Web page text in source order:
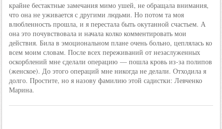
крайне бестактные замечания мимо ушей, не обращала внимания,
что она не уживается с другими людьми. Но потом та моя
влюбленность прошла, и я перестала быть окутанной счастьем. А
она это почувствовала и начала колко комментировать мои
действия. Била в эмоциональном плане очень больно, цеплялась ко
всем моим словам. После всех переживаний от незаслуженных
оскорблений мне сделали операцию — пошла кровь из-за полипов
(женское). До этого операций мне никогда не делали. Отходила я
долго. Простите, но я назову фамилию этой садистки: Левченко
Марина.